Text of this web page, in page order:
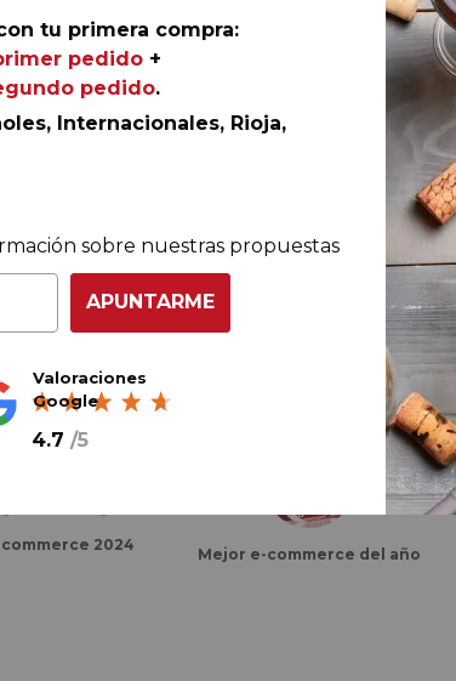
CON TOTAL CONFIANZA
Más de 180.000 clientes ya lo hacen
eCommerce
España
2024
Ganador eAwards 2023
Mejor e-commerce del año
tu primera compra:
pedido+
pedido.
Internacionales, Rioja,
sobre nuestras propuestas
APUNTARME
Valoraciones
Google
4.7 /5